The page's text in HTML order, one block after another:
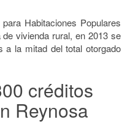
Habitaciones Populares
vivienda rural, en 2013 se
a la mitad del total otorgado
créditos
Reynosa